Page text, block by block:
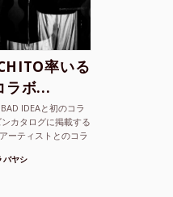
率いる
ラボ...
IDEAと初のコラ
カタログに掲載する
ーティストとのコラ
バヤシ